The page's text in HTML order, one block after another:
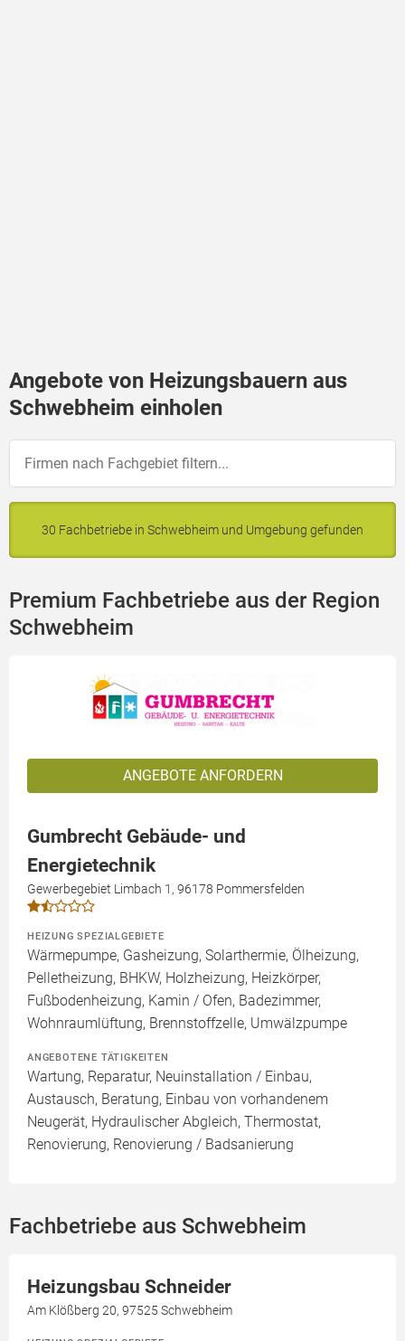
Angebote von Heizungsbauern aus
Schwebheim einholen
30 Fachbetriebe in Schwebheim und Umgebung gefunden
Premium Fachbetriebe aus der Region
Schwebheim
ANGEBOTE ANFORDERN
Gumbrecht Gebäude- und
Energietechnik
Gewerbegebiet Limbach 1, 96178 Pommersfelden
HEIZUNG SPEZIALGEBIETE
Wärmepumpe, Gasheizung, Solarthermie, Ölheizung,
Pelletheizung, BHKW, Holzheizung, Heizkörper,
Fußbodenheizung, Kamin / Ofen, Badezimmer,
Wohnraumlüftung, Brennstoffzelle, Umwälzpumpe
ANGEBOTENE TÄTIGKEITEN
Wartung, Reparatur, Neuinstallation / Einbau,
Austausch, Beratung, Einbau von vorhandenem
Neugerät, Hydraulischer Abgleich, Thermostat,
Renovierung, Renovierung / Badsanierung
Fachbetriebe aus Schwebheim
Heizungsbau Schneider
Am Klößberg 20, 97525 Schwebheim